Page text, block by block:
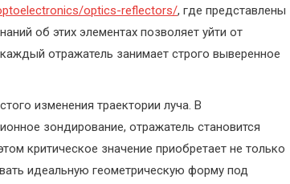
optics-reflectors/, где представлены
об этих элементах позволяет уйти от
отражатель занимает строго выверенное
изменения траектории луча. В
зондирование, отражатель становится
критическое значение приобретает не только
идеальную геометрическую форму под